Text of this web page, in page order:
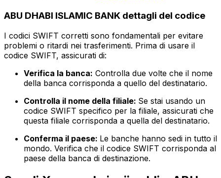
ABU DHABI ISLAMIC BANK dettagli del codice
I codici SWIFT corretti sono fondamentali per evitare
problemi o ritardi nei trasferimenti. Prima di usare il
codice SWIFT, assicurati di:
Verifica la banca: Controlla due volte che il nome
della banca corrisponda a quello del destinatario.
Controlla il nome della filiale: Se stai usando un
codice SWIFT specifico per la filiale, assicurati che
questa filiale corrisponda a quella del destinatario.
Conferma il paese: Le banche hanno sedi in tutto il
mondo. Verifica che il codice SWIFT corrisponda al
paese della banca di destinazione.